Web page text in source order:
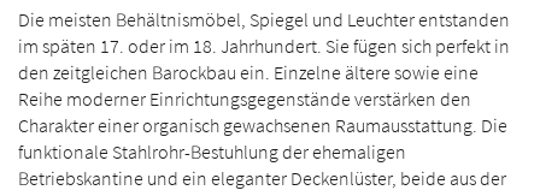
Die meisten Behältnismöbel, Spiegel und Leuchter entstanden
im späten 17. oder im 18. Jahrhundert. Sie fügen sich perfekt in
den zeitgleichen Barockbau ein. Einzelne ältere sowie eine
Reihe moderner Ein­richtungs­gegenstände verstärken den
Charakter einer organisch gewachsenen Raumausstattung. Die
funktionale Stahlrohr-Bestuhlung der ehemaligen
Betriebskantine und ein eleganter Decken­lüster, beide aus der